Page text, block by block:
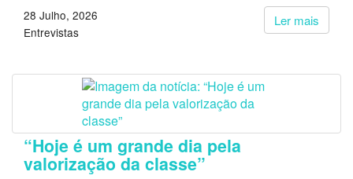
Ler mais
28 Julho, 2026
Entrevistas
“Hoje é um grande dia pela
valorização da classe”